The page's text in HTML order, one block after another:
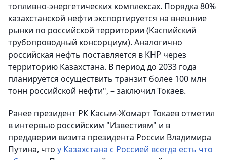
топливно-энергетических комплексах. Порядка 80%
казахстанской нефти экспортируется на внешние
рынки по российской территории (Каспийский
трубопроводный консорциум). Аналогично
российская нефть поставляется в КНР через
территорию Казахстана. В период до 2033 года
планируется осуществить транзит более 100 млн
тонн российской нефти", – заключил Токаев.
Ранее президент РК Касым-Жомарт Токаев отметил
в интервью российским "Известиям" и в
преддверии визита президента России Владимира
Путина, что у Казахстана с Россией всегда есть что